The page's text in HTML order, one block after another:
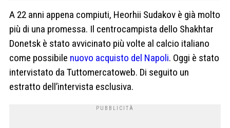
A 22 anni appena compiuti, Heorhii Sudakov è già molto
più di una promessa. Il centrocampista dello Shakhtar
Donetsk è stato avvicinato più volte al calcio italiano
come possibile nuovo acquisto del Napoli. Oggi è stato
intervistato da Tuttomercatoweb. Di seguito un
estratto dell’intervista esclusiva.